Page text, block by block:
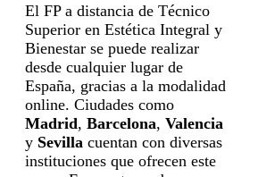
El FP a distancia de Técnico
Superior en Estética Integral y
Bienestar se puede realizar
desde cualquier lugar de
España, gracias a la modalidad
online. Ciudades como
Madrid, Barcelona, Valencia
y Sevilla cuentan con diversas
instituciones que ofrecen este